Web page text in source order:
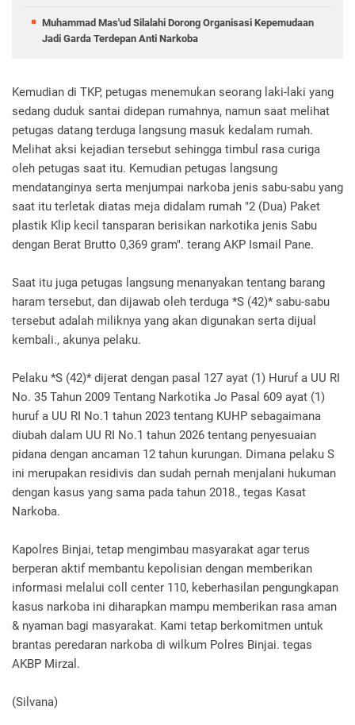
Muhammad Mas'ud Silalahi Dorong Organisasi Kepemudaan
Jadi Garda Terdepan Anti Narkoba
‎Kemudian di TKP, petugas menemukan seorang laki-laki yang
sedang duduk santai didepan rumahnya, namun saat melihat
petugas datang terduga langsung masuk kedalam rumah.
Melihat aksi kejadian tersebut sehingga timbul rasa curiga
oleh petugas saat itu. Kemudian petugas langsung
mendatanginya serta menjumpai narkoba jenis sabu-sabu yang
saat itu terletak diatas meja didalam rumah "2 (Dua) Paket
plastik Klip kecil tansparan berisikan narkotika jenis Sabu
dengan Berat Brutto 0,369 gram". terang AKP Ismail Pane.
‎Saat itu juga petugas langsung menanyakan tentang barang
haram tersebut, dan dijawab oleh terduga *S (42)* sabu-sabu
tersebut adalah miliknya yang akan digunakan serta dijual
kembali., akunya pelaku.
‎Pelaku *S (42)* dijerat dengan pasal 127 ayat (1) Huruf a UU RI
No. 35 Tahun 2009 Tentang Narkotika Jo Pasal 609 ayat (1)
huruf a UU RI No.1 tahun 2023 tentang KUHP sebagaimana
diubah dalam UU RI No.1 tahun 2026 tentang penyesuaian
pidana dengan ancaman 12 tahun kurungan. Dimana pelaku S
ini merupakan residivis dan sudah pernah menjalani hukuman
dengan kasus yang sama pada tahun 2018., tegas Kasat
Narkoba.
‎Kapolres Binjai, tetap mengimbau masyarakat agar terus
berperan aktif membantu kepolisian dengan memberikan
informasi melalui coll center 110, keberhasilan pengungkapan
kasus narkoba ini diharapkan mampu memberikan rasa aman
& nyaman bagi masyarakat. Kami tetap berkomitmen untuk
brantas peredaran narkoba di wilkum Polres Binjai. tegas
AKBP Mirzal.
‎(Silvana)